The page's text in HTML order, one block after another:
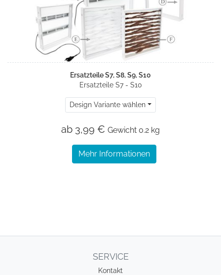
Ersatzteile S7, S8, S9, S10
Ersatzteile S7 - S10
Design Variante wählen
ab 3,99 € Gewicht 0.2 kg
Mehr Informationen
SERVICE
Kontakt